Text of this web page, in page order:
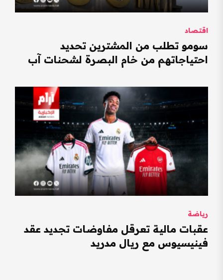
اقتصاد
سومو تطلب من المشترين تحديد
احتياجاتهم من خام البصرة لشحنات آب
رياضة
عقبات مالية تعرقل مفاوضات تجديد عقد
فينيسيوس مع ريال مدريد